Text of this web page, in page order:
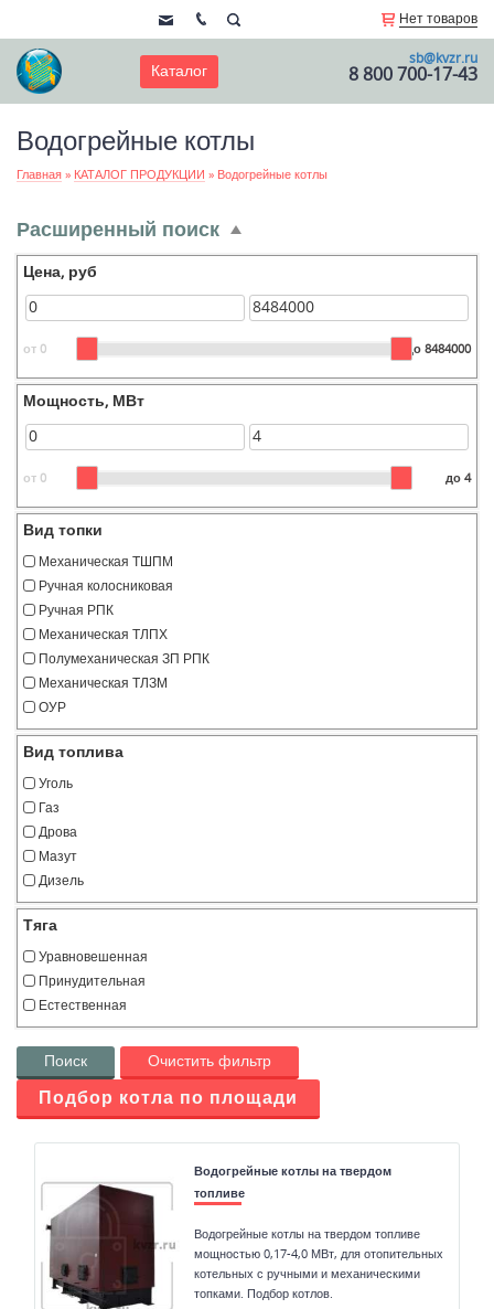
Нет товаров
Каталог
sb@kvzr.ru
8 800 700-17-43
Водогрейные котлы
Главная » КАТАЛОГ ПРОДУКЦИИ » Водогрейные котлы
Расширенный поиск
Цена, руб
от 0 до 8484000
Мощность, МВт
от 0 до 4
Вид топки
Механическая ТШПМ
Ручная колосниковая
Ручная РПК
Механическая ТЛПХ
Полумеханическая ЗП РПК
Механическая ТЛЗМ
ОУР
Вид топлива
Уголь
Газ
Дрова
Мазут
Дизель
Тяга
Уравновешенная
Принудительная
Естественная
Поиск Очистить фильтр
Подбор котла по площади
Водогрейные котлы на твердом
топливе
Водогрейные котлы на твердом топливе
мощностью 0,17-4,0 МВт, для отопительных
котельных с ручными и механическими
топками. Подбор котлов.